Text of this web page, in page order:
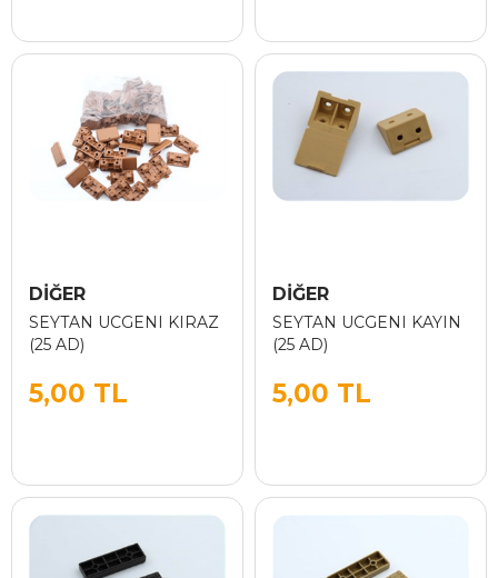
DİĞER
SEYTAN UCGENI KIRAZ
(25 AD)
5,00 TL
DİĞER
SEYTAN UCGENI KAYIN
(25 AD)
5,00 TL